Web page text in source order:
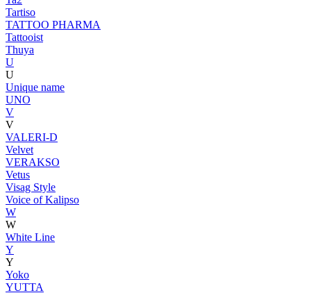
Tartiso
TATTOO PHARMA
Tattooist
Thuya
U
U
Unique name
UNO
V
V
VALERI-D
Velvet
VERAKSO
Vetus
Visag Style
Voice of Kalipso
W
W
White Line
Y
Y
Yoko
YUTTA